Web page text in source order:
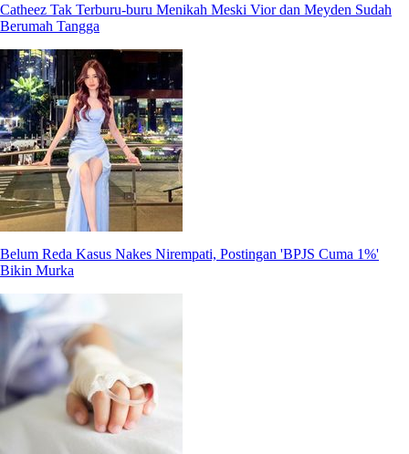
Catheez Tak Terburu-buru Menikah Meski Vior dan Meyden Sudah
Berumah Tangga
Belum Reda Kasus Nakes Nirempati, Postingan 'BPJS Cuma 1%'
Bikin Murka